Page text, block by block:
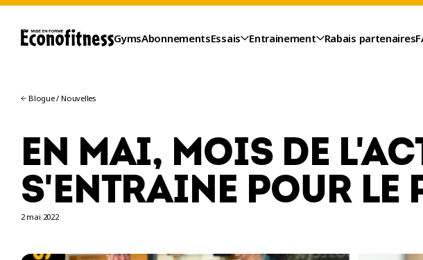
GymsAbonnementsEssais Entrainement Rabais partenaires
Blogue/Nouvelles
EN MAI, MOIS DE
S'ENTRAINE POUR LE
2 mai 2022